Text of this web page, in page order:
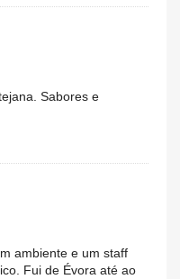
Sabores e
ambiente e um staff
Fui de Évora até ao